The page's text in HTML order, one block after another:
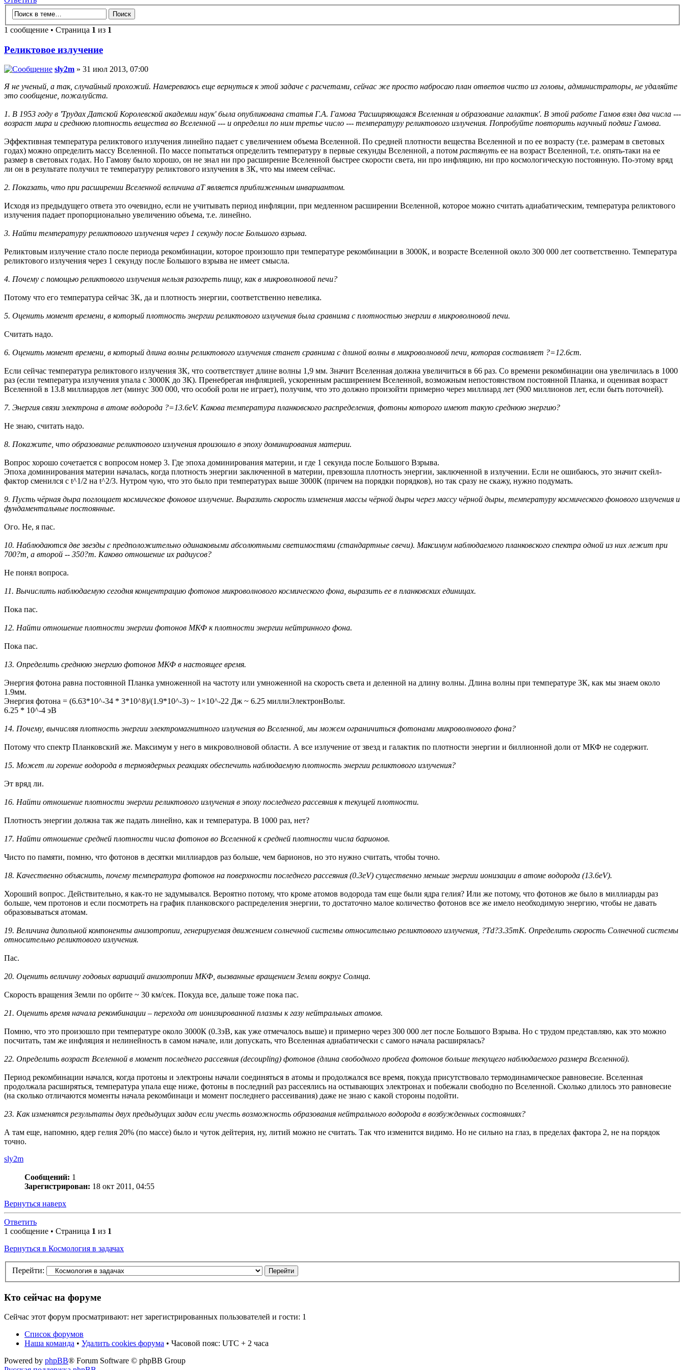
1 сообщение • Страница 1 из 1
Реликтовое излучение
sly2m » 31 июл 2013, 07:00
Я не ученый, а так, случайный прохожий. Намереваюсь еще вернуться к этой задаче с расчетами, сейчас же просто набросаю план ответов чисто из головы, администраторы, не удаляйте
это сообщение, пожалуйста.
1. В 1953 году в 'Трудах Датской Королевской академии наук' была опубликована статья Г.А. Гамова 'Расширяющаяся Вселенная и образование галактик'. В этой работе Гамов взял два числа ---
возраст мира и среднюю плотность вещества во Вселенной --- и определил по ним третье число --- температуру реликтового излучения. Попробуйте повторить научный подвиг Гамова.
Эффективная температура реликтового излучения линейно падает с увеличением объема Вселенной. По средней плотности вещества Вселенной и по ее возрасту (т.е. размерам в световых
годах) можно определить массу Вселенной. По массе попытаться определить температуру в первые секунды Вселенной, а потом растянуть ее на возраст Вселенной, т.е. опять-таки на ее
размер в световых годах. Но Гамову было хорошо, он не знал ни про расширение Вселенной быстрее скорости света, ни про инфляцию, ни про космологическую постоянную. По-этому вряд
ли он в результате получил те температуру реликтового излучения в 3К, что мы имеем сейчас.
2. Показать, что при расширении Вселенной величина aT является приближенным инвариантом.
Исходя из предыдущего ответа это очевидно, если не учитывать период инфляции, при медленном расширении Вселенной, которое можно считать адиабатическим, температура реликтового
излучения падает пропорционально увеличению объема, т.е. линейно.
3. Найти температуру реликтового излучения через 1 секунду после Большого взрыва.
Реликтовым излучение стало после периода рекомбинации, которое произошло при температуре рекомбинации в 3000К, и возрасте Вселенной около 300 000 лет соответственно. Температура
реликтового излучения через 1 секунду после Большого взрыва не имеет смысла.
4. Почему с помощью реликтового излучения нельзя разогреть пищу, как в микроволновой печи?
Потому что его температура сейчас 3К, да и плотность энергии, соответственно невелика.
5. Оценить момент времени, в который плотность энергии реликтового излучения была сравнима с плотностью энергии в микроволновой печи.
Считать надо.
6. Оценить момент времени, в который длина волны реликтового излучения станет сравнима с длиной волны в микроволновой печи, которая составляет ?=12.6cm.
Если сейчас температура реликтового излучения 3К, что соответствует длине волны 1,9 мм. Значит Вселенная должна увеличиться в 66 раз. Со времени рекомбинации она увеличилась в 1000
раз (если температура излучения упала с 3000К до 3К). Пренебрегая инфляцией, ускоренным расширением Вселенной, возможным непостоянством постоянной Планка, и оценивая возраст
Вселенной в 13.8 миллиардов лет (минус 300 000, что особой роли не играет), получим, что это должно произойти примерно через миллиард лет (900 миллионов лет, если быть поточней).
7. Энергия связи электрона в атоме водорода ?=13.6eV. Какова температура планковского распределения, фотоны которого имеют такую среднюю энергию?
Не знаю, считать надо.
8. Покажите, что образование реликтового излучения произошло в эпоху доминирования материи.
Вопрос хорошо сочетается с вопросом номер 3. Где эпоха доминирования материи, и где 1 секунда после Большого Взрыва.
Эпоха доминирования материи началась, когда плотность энергии заключенной в материи, превзошла плотность энергии, заключенной в излучении. Если не ошибаюсь, это значит скейл-
фактор сменился с t^1/2 на t^2/3. Нутром чую, что это было при температурах выше 3000К (причем на порядки порядков), но так сразу не скажу, нужно подумать.
9. Пусть чёрная дыра поглощает космическое фоновое излучение. Выразить скорость изменения массы чёрной дыры через массу чёрной дыры, температуру космического фонового излучения и
фундаментальные постоянные.
Ого. Не, я пас.
10. Наблюдаются две звезды с предположительно одинаковыми абсолютными светимостями (стандартные свечи). Максимум наблюдаемого планковского спектра одной из них лежит при
700?m, а второй -- 350?m. Каково отношение их радиусов?
Не понял вопроса.
11. Вычислить наблюдаемую сегодня концентрацию фотонов микроволнового космического фона, выразить ее в планковских единицах.
Пока пас.
12. Найти отношение плотности энергии фотонов МКФ к плотности энергии нейтринного фона.
Пока пас.
13. Определить среднюю энергию фотонов МКФ в настоящее время.
Энергия фотона равна постоянной Планка умноженной на частоту или умноженной на скорость света и деленной на длину волны. Длина волны при температуре 3К, как мы знаем около
1.9мм.
Энергия фотона = (6.63*10^-34 * 3*10^8)/(1.9*10^-3) ~ 1×10^-22 Дж ~ 6.25 миллиЭлектронВольт.
6.25 * 10^-4 эВ
14. Почему, вычисляя плотность энергии электромагнитного излучения во Вселенной, мы можем ограничиться фотонами микроволнового фона?
Потому что спектр Планковский же. Максимум у него в микроволновой области. А все излучение от звезд и галактик по плотности энергии и биллионной доли от МКФ не содержит.
15. Может ли горение водорода в термоядерных реакциях обеспечить наблюдаемую плотность энергии реликтового излучения?
Эт вряд ли.
16. Найти отношение плотности энергии реликтового излучения в эпоху последнего рассеяния к текущей плотности.
Плотность энергии должна так же падать линейно, как и температура. В 1000 раз, нет?
17. Найти отношение средней плотности числа фотонов во Вселенной к средней плотности числа барионов.
Чисто по памяти, помню, что фотонов в десятки миллиардов раз больше, чем барионов, но это нужно считать, чтобы точно.
18. Качественно объяснить, почему температура фотонов на поверхности последнего рассеяния (0.3eV) существенно меньше энергии ионизации в атоме водорода (13.6eV).
Хороший вопрос. Действительно, я как-то не задумывался. Вероятно потому, что кроме атомов водорода там еще были ядра гелия? Или же потому, что фотонов же было в миллиарды раз
больше, чем протонов и если посмотреть на график планковского распределения энергии, то достаточно малое количество фотонов все же имело необходимую энергию, чтобы не давать
образовываться атомам.
19. Величина дипольной компоненты анизотропии, генерируемая движением солнечной системы относительно реликтового излучения, ?Td?3.35mK. Определить скорость Солнечной системы
относительно реликтового излучения.
Пас.
20. Оценить величину годовых вариаций анизотропии МКФ, вызванные вращением Земли вокруг Солнца.
Скорость вращения Земли по орбите ~ 30 км/сек. Покуда все, дальше тоже пока пас.
21. Оценить время начала рекомбинации – перехода от ионизированной плазмы к газу нейтральных атомов.
Помню, что это произошло при температуре около 3000К (0.3эВ, как уже отмечалось выше) и примерно через 300 000 лет после Большого Взрыва. Но с трудом представляю, как это можно
посчитать, там же инфляция и нелинейность в самом начале, или допускать, что Вселенная адиабатически с самого начала расширялась?
22. Определить возраст Вселенной в момент последнего рассеяния (decoupling) фотонов (длина свободного пробега фотонов больше текущего наблюдаемого размера Вселенной).
Период рекомбинации начался, когда протоны и электроны начали соединяться в атомы и продолжался все время, покуда присутствовало термодинамическое равновесие. Вселенная
продолжала расширяться, температура упала еще ниже, фотоны в последний раз рассеялись на остывающих электронах и побежали свободно по Вселенной. Сколько длилось это равновесие
(на сколько отличаются моменты начала рекомбинаци и момент последнего рассеивания) даже не знаю с какой стороны подойти.
23. Как изменятся результаты двух предыдущих задач если учесть возможность образования нейтрального водорода в возбужденных состояниях?
А там еще, напомню, ядер гелия 20% (по массе) было и чуток дейтерия, ну, литий можно не считать. Так что изменится видимо. Но не сильно на глаз, в пределах фактора 2, не на порядок
точно.
sly2m
Сообщений: 1
Зарегистрирован: 18 окт 2011, 04:55
Вернуться наверх
Ответить
1 сообщение • Страница 1 из 1
Вернуться в Космология в задачах
Перейти:
Кто сейчас на форуме
Сейчас этот форум просматривают: нет зарегистрированных пользователей и гости: 1
Список форумов
Наша команда • Удалить cookies форума • Часовой пояс: UTC + 2 часа
Powered by phpBB® Forum Software © phpBB Group